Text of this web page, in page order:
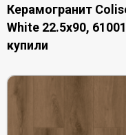
Керамогранит
White 22.5x90,
купили